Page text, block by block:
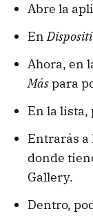
Abre la
En
Ahora, en
Máspara
En la lista,
Entrarás a
donde
Gallery.
Dentro,